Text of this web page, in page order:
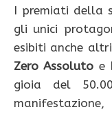
I premiati della
gli unici
esibiti anche
Zero Assoluto e
gioia del